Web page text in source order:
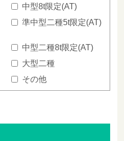
中型8t限定(AT)
準中型二種5t限定(AT)
中型二種8t限定(AT)
大型二種
その他